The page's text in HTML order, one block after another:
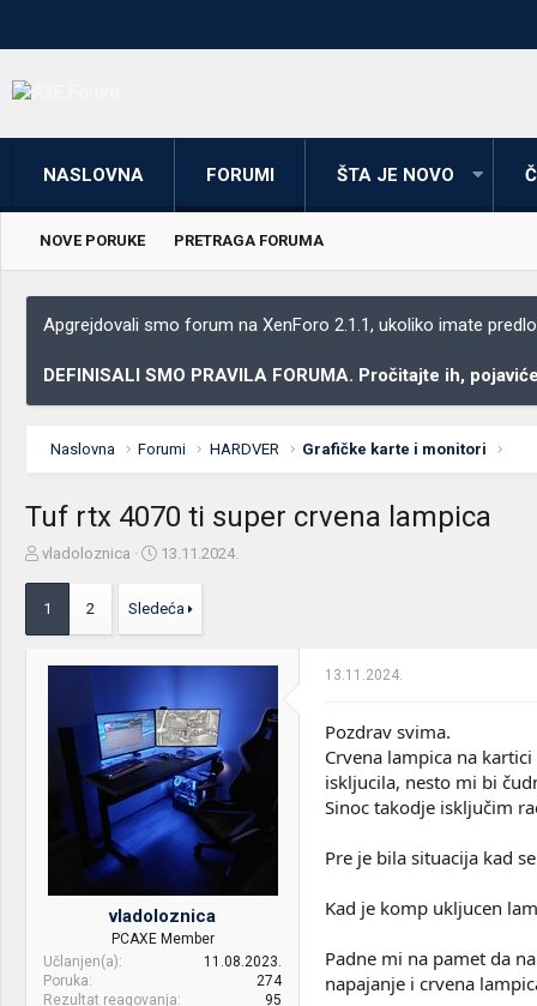
NASLOVNA FORUMI ŠTA JE NOVO
NOVE PORUKE PRETRAGA FORUMA
Apgrejdovali smo forum na XenForo 2.1.1, ukoliko imate
DEFINISALI SMO PRAVILA FORUMA. Pročitajte ih,
Naslovna Forumi HARDVER Grafičke karte i monitori
Tuf rtx 4070 ti super crvena lampica
Z
e
t
e
vladoloznica
D
u
m
k
r
e
t
a
n
j
a
13.11.2024.
1 2 Sledeća
vladoloznica
PCAXE Member
Učlanjen(a)
11.08.2023.
Poruka
274
Rezultat reagovanja
95
13.11.2024.
Pozdrav svima.
Crvena lampica na
iskljucila, nesto mi bi
Sinoc takodje isključim
Pre je bila situacija kad
Kad je komp ukljucen
Padne mi na pamet da
napajanje i crvena